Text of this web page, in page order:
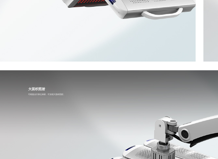
大面积照射
可根据治疗部位伸展，可实现大面积照射。